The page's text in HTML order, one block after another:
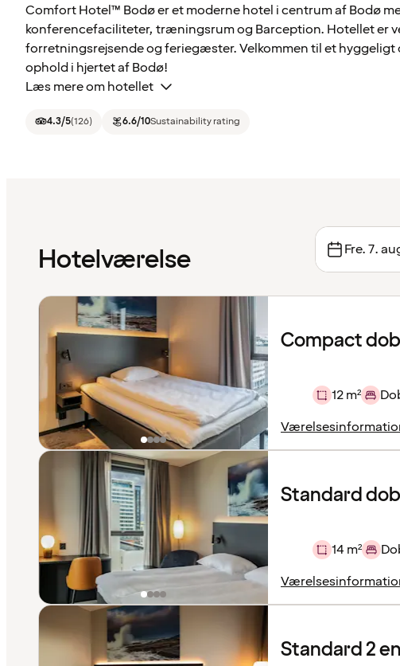
Comfort Hotel™ Bodø er et moderne hotel i centrum af Bodø
konferencefaciliteter, træningsrum og Barception. Hotellet er
forretningsrejsende og feriegæster. Velkommen til et
ophold i hjertet af Bodø!
Læs mere om hotellet
4.3/5(126) 6.6/10Sustainability rating
Hotelværelse Fre. 7.
Compact
12 m²
Standard
14 m²
Standard 2